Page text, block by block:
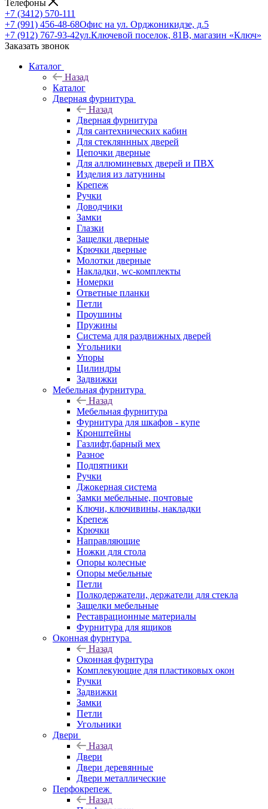
Телефоны
+7 (3412) 570-111
+7 (991) 456-48-68Офис на ул. Орджоникидзе, д.5
+7 (912) 767-93-42ул.Ключевой поселок, 81В, магазин «Ключ»
Заказать звонок
Каталог
Назад
Каталог
Дверная фурнитура
Назад
Дверная фурнитура
Для сантехнических кабин
Для стекляннных дверей
Цепочки дверные
Для аллюминевых дверей и ПВХ
Изделия из латунины
Крепеж
Ручки
Доводчики
Замки
Глазки
Защелки дверные
Крючки дверные
Молотки дверные
Накладки, wc-комплекты
Номерки
Ответные планки
Петли
Проушины
Пружины
Система для раздвижных дверей
Угольники
Упоры
Цилиндры
Задвижки
Мебельная фурнитура
Назад
Мебельная фурнитура
Фурнитура для шкафов - купе
Кронштейны
Газлифт,барный мех
Разное
Подпятники
Ручки
Джокерная система
Замки мебельные, почтовые
Ключи, ключивины, накладки
Крепеж
Крючки
Направляющие
Ножки для стола
Опоры колесные
Опоры мебельные
Петли
Полкодержатели, держатели для стекла
Защелки мебельные
Реставрационные материалы
Фурнитура для ящиков
Оконная фурнтура
Назад
Оконная фурнтура
Комплекующие для пластиковых окон
Ручки
Задвижки
Замки
Петли
Угольники
Двери
Назад
Двери
Двери деревянные
Двери металлические
Перфокрепеж
Назад